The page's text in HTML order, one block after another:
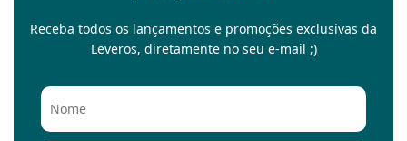
Receba todos os lançamentos e promoções exclusivas da
Leveros, diretamente no seu e-mail ;)